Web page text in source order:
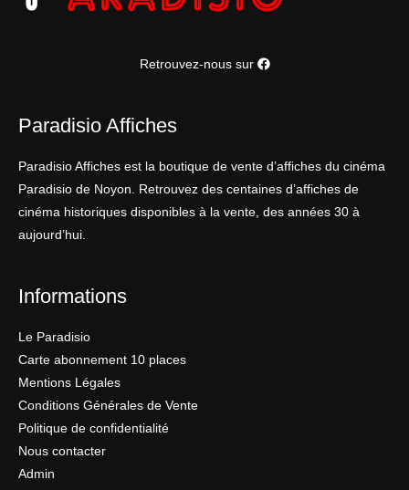
Retrouvez-nous sur
Paradisio Affiches
Paradisio Affiches est la boutique de vente d’affiches du cinéma
Paradisio de Noyon. Retrouvez des centaines d’affiches de
cinéma historiques disponibles à la vente, des années 30 à
aujourd’hui.
Informations
Le Paradisio
Carte abonnement 10 places
Mentions Légales
Conditions Générales de Vente
Politique de confidentialité
Nous contacter
Admin